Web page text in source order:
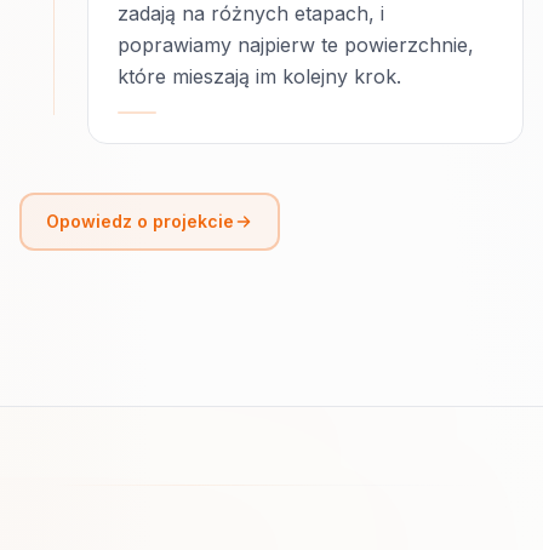
zadają na różnych etapach, i
poprawiamy najpierw te powierzchnie,
które mieszają im kolejny krok.
Opowiedz o projekcie